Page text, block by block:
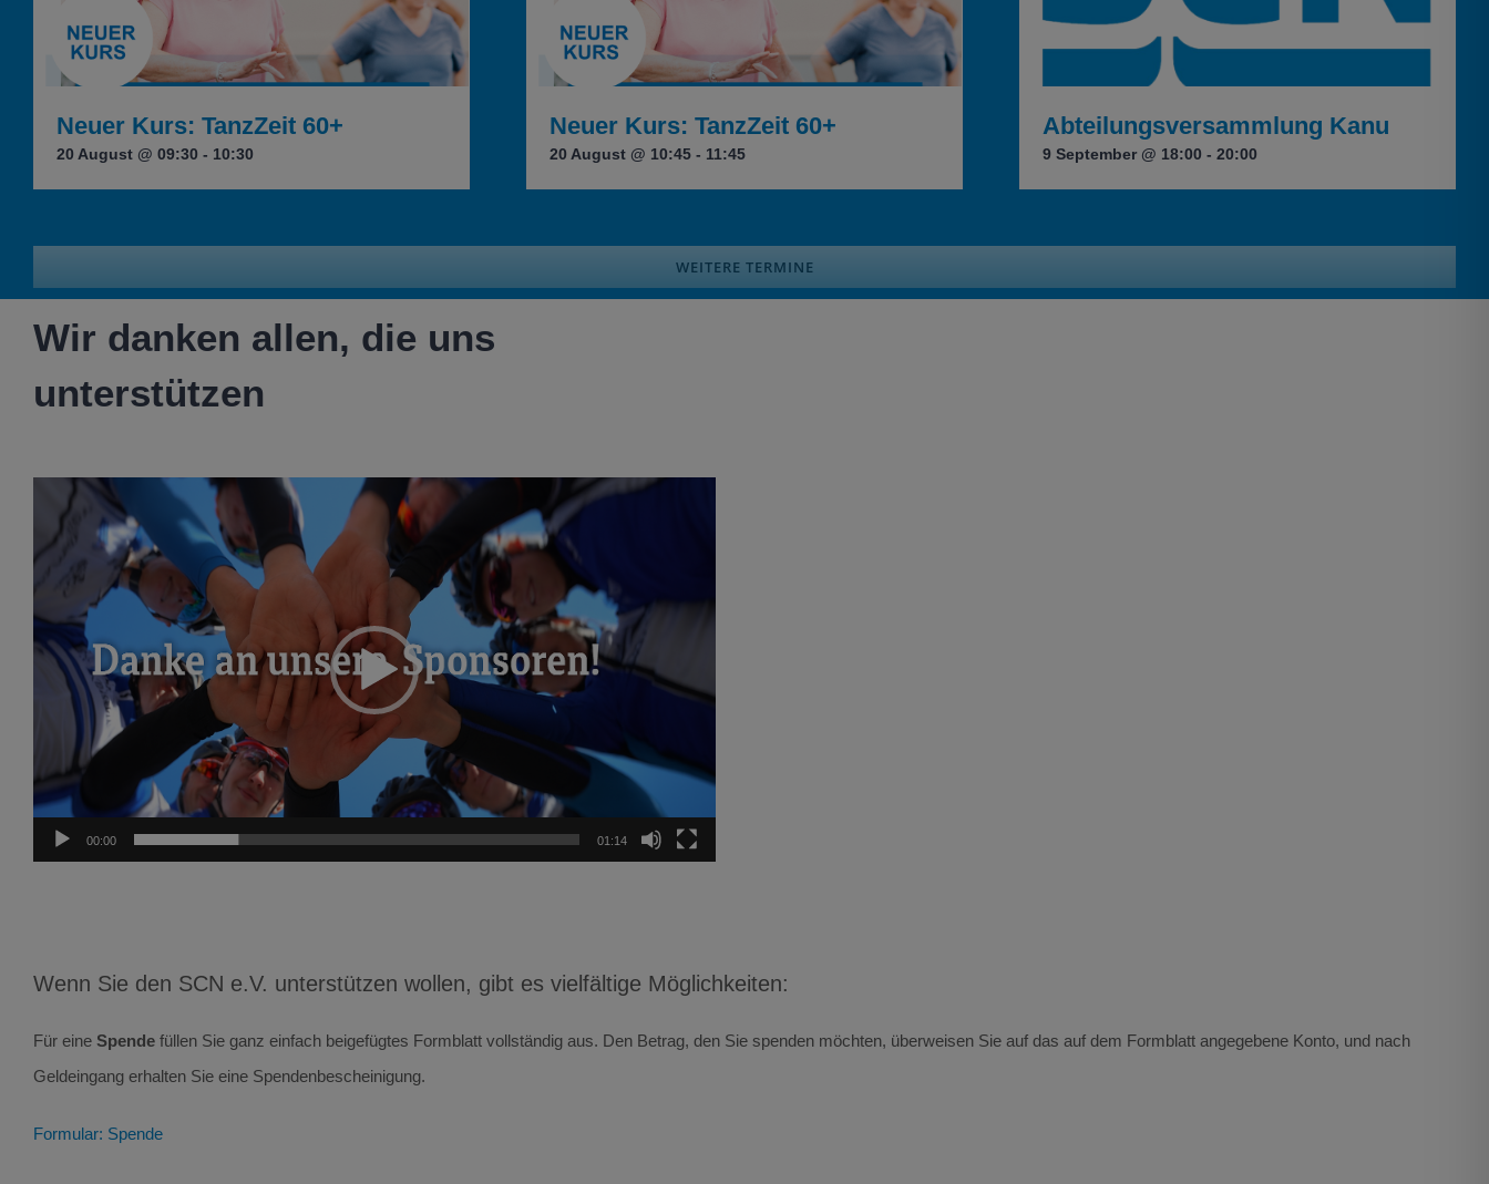
Neuer Kurs: TanzZeit 60+
20 August @ 09:30 - 10:30
Neuer Kurs: TanzZeit 60+
20 August @ 10:45 - 11:45
Abteilungsversammlung Kanu
9 September @ 18:00 -20:00
WEITERE TERMINE
Wir danken allen, die uns
unterstützen
Video-
Player
00:00 01:14
Wenn Sie den SCN e.V. unterstützen wollen, gibt es vielfältige Möglichkeiten:
Für eine Spende füllen Sie ganz einfach beigefügtes Formblatt vollständig aus. Den Betrag, den Sie spenden möchten, überweisen Sie auf das auf dem Formblatt angegebene Konto, und nach
Geldeingang erhalten Sie eine Spendenbescheinigung.
Formular: Spende